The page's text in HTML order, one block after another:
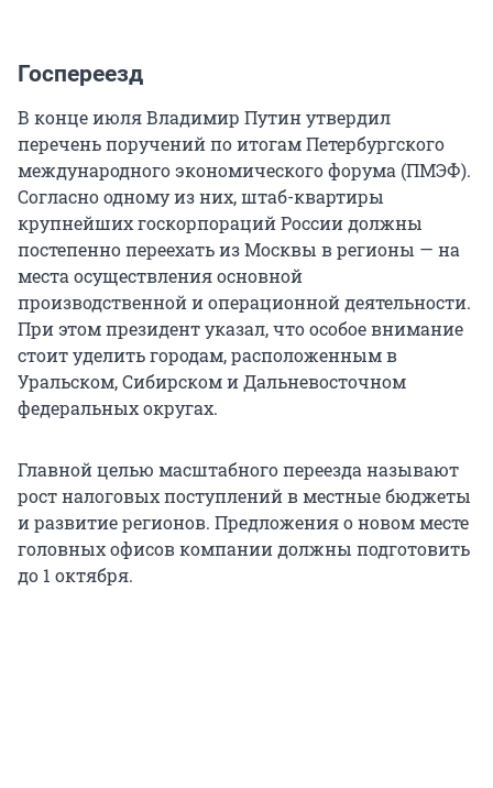
Госпереезд
В конце июля Владимир Путин утвердил
перечень поручений по итогам Петербургского
международного экономического форума (ПМЭФ).
Согласно одному из них, штаб-квартиры
крупнейших госкорпораций России должны
постепенно переехать из Москвы в регионы — на
места осуществления основной
производственной и операционной деятельности.
При этом президент указал, что особое внимание
стоит уделить городам, расположенным в
Уральском, Сибирском и Дальневосточном
федеральных округах.
Главной целью масштабного переезда называют
рост налоговых поступлений в местные бюджеты
и развитие регионов. Предложения о новом месте
головных офисов компании должны подготовить
до 1 октября.